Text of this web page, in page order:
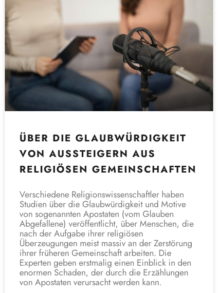
ÜBER DIE GLAUBWÜRDIGKEIT
VON AUSSTEIGERN AUS
RELIGIÖSEN GEMEINSCHAFTEN
Verschiedene Religionswissenschaftler haben
Studien über die Glaubwürdigkeit und Motive
von sogenannten Apostaten (vom Glauben
Abgefallene) veröffentlicht, über Menschen, die
nach der Aufgabe ihrer religiösen
Überzeugungen meist massiv an der Zerstörung
ihrer früheren Gemeinschaft arbeiten. Die
Experten geben erstmalig einen Einblick in den
enormen Schaden, der durch die Erzählungen
von Apostaten verursacht werden kann.